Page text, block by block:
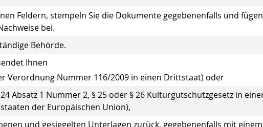
Feldern, stempeln Sie die Dokumente gegebenenfalls und
bei.
Behörde.
Ihnen
Verordnung Nummer 116/2009 in einen Drittstaat) oder
Absatz 1 Nummer 2, § 25 oder § 26 Kulturgutschutzgesetz in
der Europäischen Union),
und gesiegelten Unterlagen zurück, gegebenenfalls mit einem